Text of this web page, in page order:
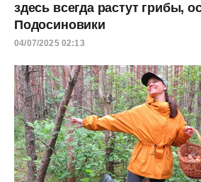
здесь всегда растут грибы,
Подосиновики
04/07/2025 02:13